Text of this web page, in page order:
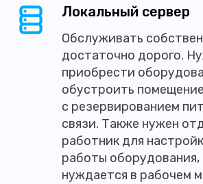
Локальный сервер
Обслуживать
достаточно дорого.
приобрести
обустроить помещение
с резервированием
связи. Также нужен
работник для
работы
нуждается в рабочем